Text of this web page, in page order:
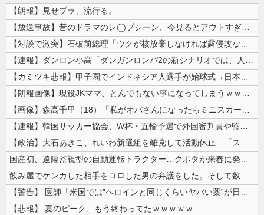
【朗報】見せブラ、流行る。
【放送事故】昔のドラマのレ◯プシーン、今見るとアウトすぎる・・・
【対談で激突】石破前総理「ウクが核放棄しなければ露侵攻なかった」 湯崎...
【速報】ダンロン小高「ダンガンロンパ2の新シナリオでは、人気キャラも殺...
【カミツキ悲報】甲子園でインドネシア人選手が始球式→日本保守党・百田尚...
【朗報画像】現役JKママ、とんでもない事になってしまうｗｗｗｗｗｗｗｗ...
【画像】森高千里（18）「私がオバさんになったらミニスカートは無理よ」...
【速報】韓国サッカー協会、W杯・五輪予選で外国審判員や監督官を性接待！...
【政治】大石あきこ、れいわ新選組を離党して活動休止…「スジは通します」...
国産初、遠隔監視型の自動運転トラクター…クボタが来春に発売！
飲み屋でケンカした相手をコロした男の弁護をした。そして数年後、因果応報...
【警告】 医師「米国では”ヘロインと同じくらいヤバい薬”が日本では平気...
【悲報】 夏のピーク、もう終わってたｗｗｗｗｗ